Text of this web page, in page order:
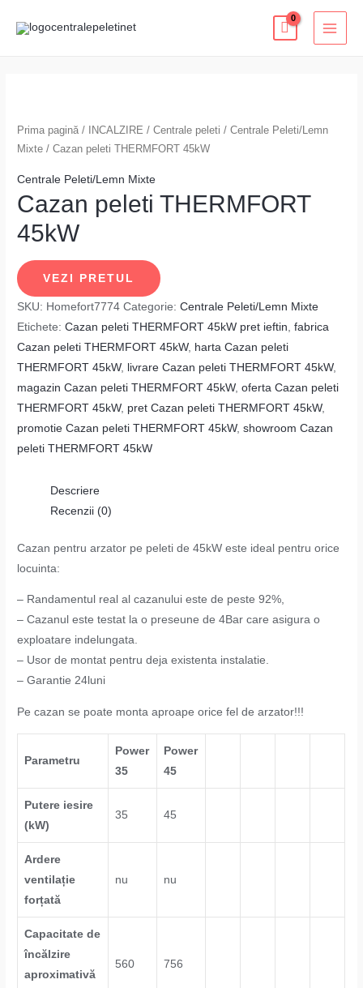
Prima pagină / INCALZIRE /Centrale peleti /Centrale Peleti/Lemn
Mixte / Cazan peleti THERMFORT 45kW
Centrale Peleti/Lemn Mixte
Cazan peleti THERMFORT
45kW
VEZI PRETUL
SKU: Homefort7774 Categorie:Centrale Peleti/Lemn Mixte
Etichete:Cazan peleti THERMFORT 45kW pret ieftin ,fabrica
Cazan peleti THERMFORT 45kW, harta Cazan peleti
THERMFORT 45kW, livrare Cazan peleti THERMFORT 45kW,
magazin Cazan peleti THERMFORT 45kW,oferta Cazan peleti
THERMFORT 45kW, pret Cazan peleti THERMFORT 45kW,
promotie Cazan peleti THERMFORT 45kW,showroom Cazan
peleti THERMFORT 45kW
Descriere
Recenzii (0)
Cazan pentru arzator pe peleti de 45kW este ideal pentru orice
locuinta:
– Randamentul real al cazanului este de peste 92%,
– Cazanul este testat la o preseune de 4Bar care asigura o
exploatare indelungata.
– Usor de montat pentru deja existenta instalatie.
– Garantie 24luni
Pe cazan se poate monta aproape orice fel de arzator!!!
Parametru
Power
35
Power
45
Putere iesire
(kW)
35 45
Ardere
ventilație
forțată
nu nu
Capacitate de
încălzire
aproximativă
560 756